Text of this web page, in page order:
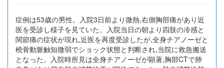
症例は53歳の男性。入院3日前より微熱,右側胸部痛があり近
医を受診し様子を見ていた。入院当日の朝より四肢の冷感と
関節痛の症状が現れ,近医を再度受診したが,全身チアノーゼと
橈骨動脈触知微弱でショック状態と判断され,当院に救急搬送
となった。入院時所見は全身チアノーゼが顕著,胸部CTで肺